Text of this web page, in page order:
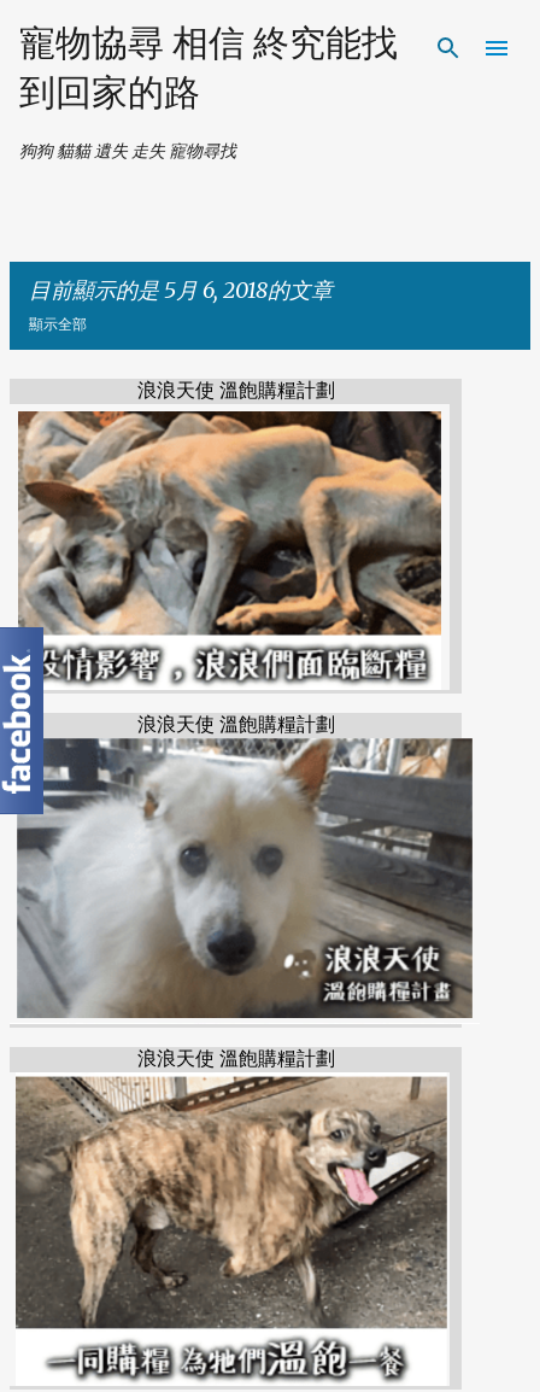
跳到主要內容
寵物協尋 相信 終究能找
到回家的路
狗狗 貓貓 遺失 走失 寵物尋找
目前顯示的是 5月 6, 2018的文章
顯示全部
發
表
文
章
浪浪天使 溫飽購糧計劃
浪浪天使 溫飽購糧計劃
浪浪天使 溫飽購糧計劃